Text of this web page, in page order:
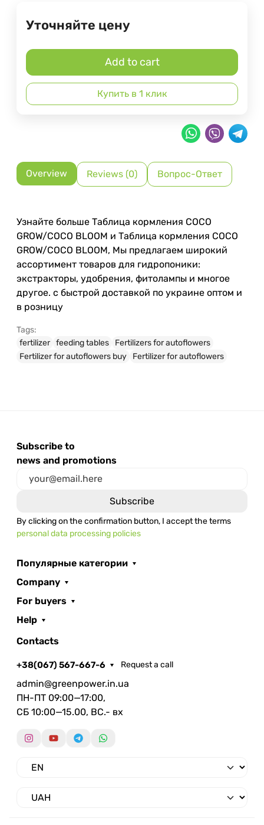
Уточняйте цену
Add to cart
Купить в 1 клик
Overview Reviews (0) Вопрос-Ответ
Узнайте больше Таблица кормления COCO
GROW/COCO BLOOM и Таблица кормления COCO
GROW/COCO BLOOM, Мы предлагаем широкий
ассортимент товаров для гидропоники:
экстракторы, удобрения, фитолампы и многое
другое. с быстрой доставкой по украине оптом и
в розницу
Tags:
fertilizer feeding tables
Fertilizers for autoflowers
Fertilizer for autoflowers buy
Fertilizer for autoflowers
Subscribe to
news and promotions
By clicking on the confirmation button, I accept the terms
personal data processing policies
Популярные категории
Company
For buyers
Help
Contacts
+38(067) 567-667-6 Request a call
admin@greenpower.in.ua
ПН-ПТ 09:00—17:00,
СБ 10:00—15.00, ВС.- вх